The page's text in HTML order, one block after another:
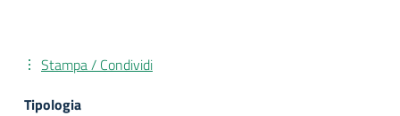
Stampa / Condividi
Tipologia